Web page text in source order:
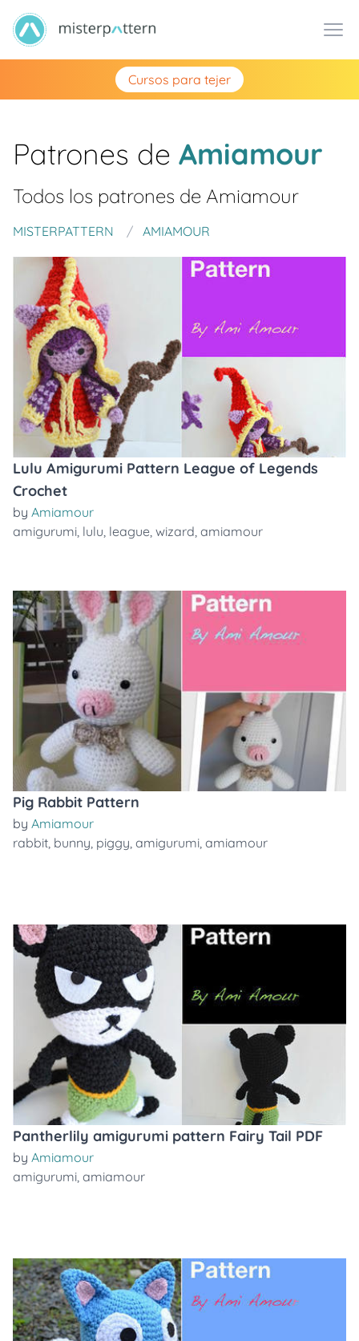
Cursos para tejer
Patrones de Amiamour
Todos los patrones de Amiamour
MISTERPATTERN AMIAMOUR
Lulu Amigurumi Pattern League of Legends
Crochet
by Amiamour
amigurumi, lulu, league, wizard, amiamour
Pig Rabbit Pattern
by Amiamour
rabbit, bunny, piggy, amigurumi, amiamour
Pantherlily amigurumi pattern Fairy Tail PDF
by Amiamour
amigurumi, amiamour